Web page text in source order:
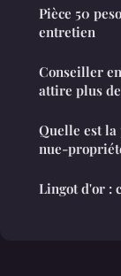
Pièce 50
entretien
Conseiller
attire plus
Quelle est la
nue-
Lingot d'or :